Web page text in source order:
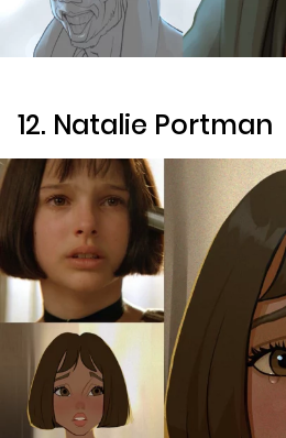
12. Natalie Portman